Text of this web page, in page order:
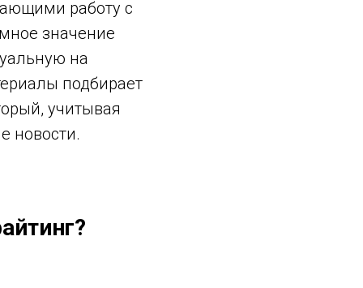
работу с
значение
на
подбирает
учитывая
новости.